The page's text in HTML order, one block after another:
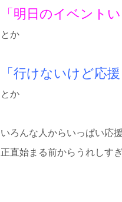
「明日のイベント
とか
「行けないけど応
とか
いろんな人からいっぱい応
正直始まる前からうれしす